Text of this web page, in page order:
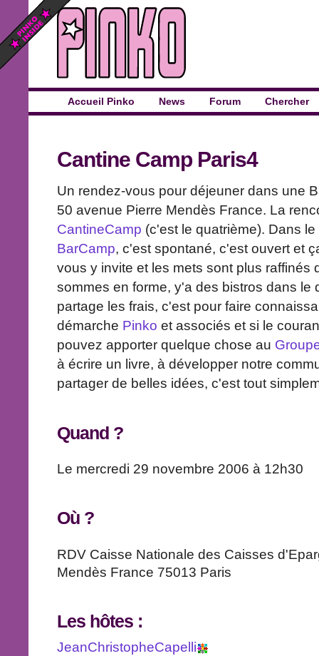
Accueil Pinko News Forum Chercher
Cantine Camp Paris4
Un rendez-vous pour déjeuner dans une
50 avenue Pierre Mendès France. La
CantineCamp (c'est le quatrième). Dans
BarCamp, c'est spontané, c'est ouvert et
vous y invite et les mets sont plus raffinés
sommes en forme, y'a des bistros dans le
partage les frais, c'est pour faire
démarche Pinko et associés et si le
pouvez apporter quelque chose au
à écrire un livre, à développer notre
partager de belles idées, c'est tout
Quand ?
Le mercredi 29 novembre 2006 à 12h30
Où ?
RDV Caisse Nationale des Caisses
Mendès France 75013 Paris
Les hôtes :
JeanChristopheCapelli